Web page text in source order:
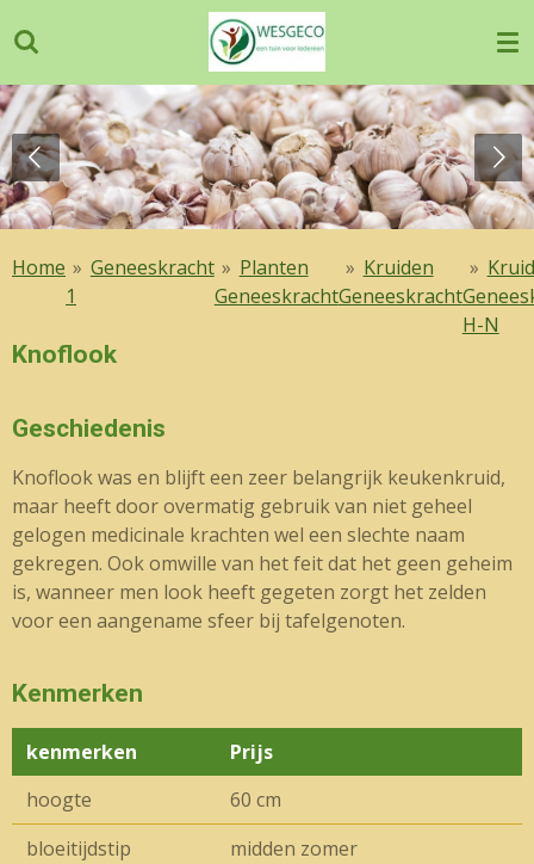
direct
naar
de
hoofdinhoud
Home » Geneeskracht
1
» Planten
Geneeskracht
» Kruiden
Geneeskracht
»
H-N
Knoflook
Geschiedenis
Knoflook was en blijft een zeer belangrijk keukenkruid,
maar heeft door overmatig gebruik van niet geheel
gelogen medicinale krachten wel een slechte naam
gekregen. Ook omwille van het feit dat het geen geheim
is, wanneer men look heeft gegeten zorgt het zelden
voor een aangename sfeer bij tafelgenoten.
Kenmerken
kenmerken
Prijs
hoogte
60 cm
bloeitijdstip
midden zomer